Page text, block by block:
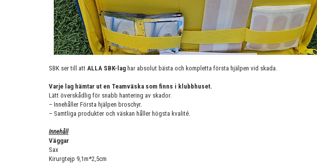
SBK ser till att ALLA SBK-lag har absolut bästa och kompletta första hjälpen vid skada.
Varje lag hämtar ut en Teamväska som finns i klubbhuset.
Lätt överskådlig för snabb hantering av skador.
– Innehåller Första hjälpen broschyr.
– Samtliga produkter och väskan håller högsta kvalité.
Innehåll
Väggar
Sax
Kirurgtejp 9,1m*2,5cm